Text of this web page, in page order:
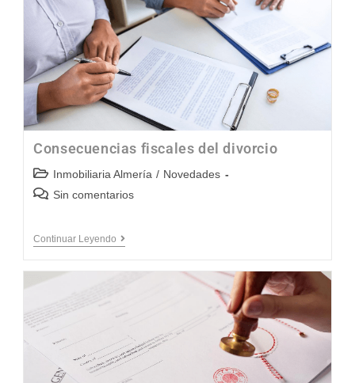
Consecuencias fiscales del divorcio
Inmobiliaria Almería / Novedades
Sin comentarios
Continuar Leyendo